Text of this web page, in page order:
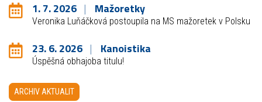
1. 7. 2026 Mažoretky
Veronika Luňáčková postoupila na MS mažoretek v Polsku
23. 6. 2026 Kanoistika
Úspěšná obhajoba titulu!
ARCHIV AKTUALIT